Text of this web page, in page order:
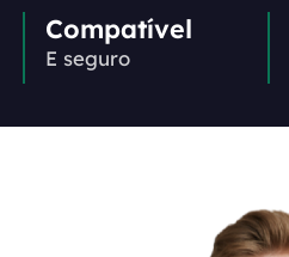
Compatível
E seguro